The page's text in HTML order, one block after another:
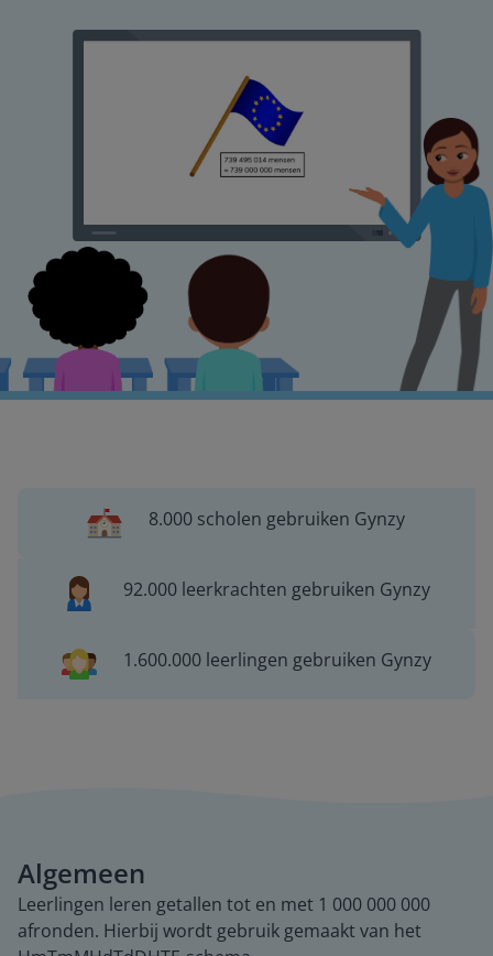
8.000 scholen gebruiken Gynzy
92.000 leerkrachten gebruiken Gynzy
1.600.000 leerlingen gebruiken Gynzy
Algemeen
Leerlingen leren getallen tot en met 1 000 000 000
afronden. Hierbij wordt gebruik gemaakt van het